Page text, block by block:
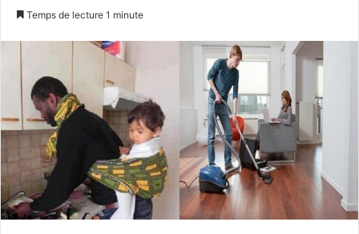
Temps de lecture 1 minute